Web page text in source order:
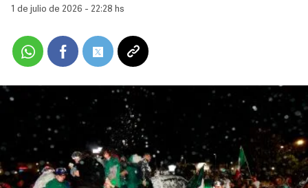
1 de julio de 2026 - 22:28 hs